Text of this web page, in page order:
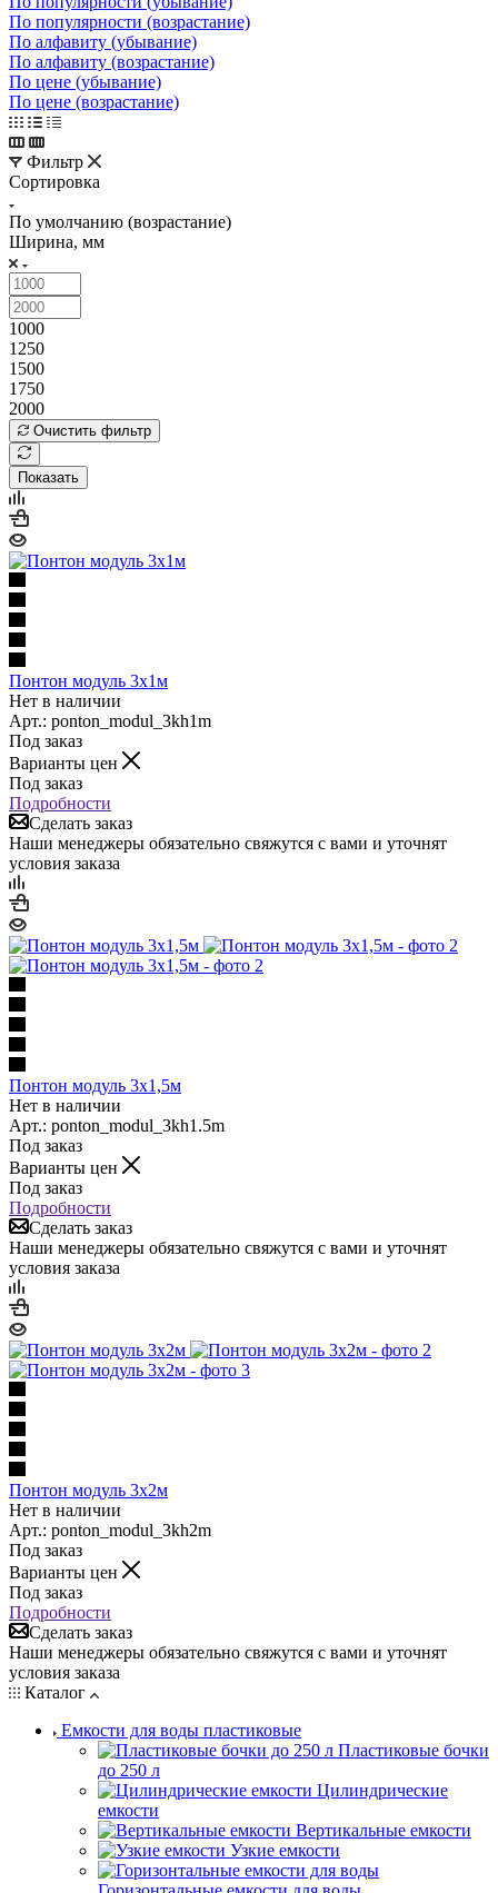
По популярности (возрастание)
По алфавиту (убывание)
По алфавиту (возрастание)
По цене (убывание)
По цене (возрастание)
Фильтр
Сортировка
По умолчанию (возрастание)
Ширина, мм
1000
1250
1500
1750
2000
Очистить фильтр
Показать
Понтон модуль 3х1м
Нет в наличии
Арт.: ponton_modul_3kh1m
Под заказ
Варианты цен
Под заказ
Подробности
Сделать заказ
Наши менеджеры обязательно свяжутся с вами и уточнят
условия заказа
Понтон модуль 3х1,5м
Нет в наличии
Арт.: ponton_modul_3kh1.5m
Под заказ
Варианты цен
Под заказ
Подробности
Сделать заказ
Наши менеджеры обязательно свяжутся с вами и уточнят
условия заказа
Понтон модуль 3х2м
Нет в наличии
Арт.: ponton_modul_3kh2m
Под заказ
Варианты цен
Под заказ
Подробности
Сделать заказ
Наши менеджеры обязательно свяжутся с вами и уточнят
условия заказа
Каталог
Емкости для воды пластиковые
Пластиковые бочки
до 250 л
Цилиндрические
емкости
Вертикальные емкости
Узкие емкости